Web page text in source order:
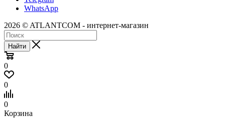
WhatsApp
2026 © ATLANTCOM - интернет-магазин
Найти
0
0
0
Корзина